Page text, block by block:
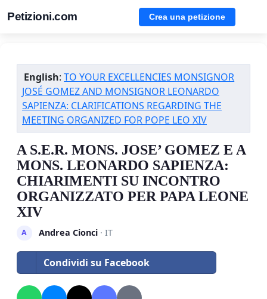
Petizioni.com Crea una petizione
English:TO YOUR EXCELLENCIES MONSIGNOR
JOSÉ GOMEZ AND MONSIGNOR LEONARDO
SAPIENZA: CLARIFICATIONS REGARDING THE
MEETING ORGANIZED FOR POPE LEO XIV
A S.E.R. MONS. JOSE’ GOMEZ E A
MONS. LEONARDO SAPIENZA:
CHIARIMENTI SU INCONTRO
ORGANIZZATO PER PAPA LEONE
XIV
A Andrea Cionci· IT
Condividi su Facebook